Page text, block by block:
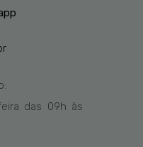
das 09h às